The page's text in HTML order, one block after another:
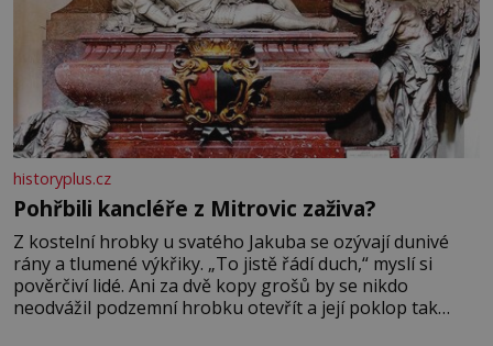
historyplus.cz
Pohřbili kancléře z Mitrovic zaživa?
Z kostelní hrobky u svatého Jakuba se ozývají dunivé
rány a tlumené výkřiky. „To jistě řádí duch,“ myslí si
pověrčiví lidé. Ani za dvě kopy grošů by se nikdo
neodvážil podzemní hrobku otevřít a její poklop tak